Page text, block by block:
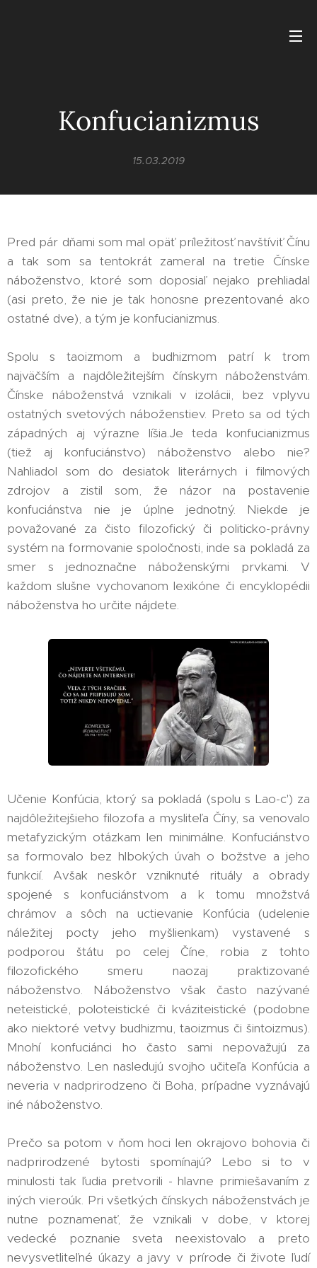
Konfucianizmus
15.03.2019
Pred pár dňami som mal opäť príležitosť navštíviť Čínu
a tak som sa tentokrát zameral na tretie Čínske
náboženstvo, ktoré som doposiaľ nejako prehliadal
(asi preto, že nie je tak honosne prezentované ako
ostatné dve), a tým je konfucianizmus.
Spolu s taoizmom a budhizmom patrí k trom
najväčším a najdôležitejším čínskym náboženstvám.
Čínske náboženstvá vznikali v izolácii, bez vplyvu
ostatných svetových náboženstiev. Preto sa od tých
západných aj výrazne líšia.Je teda konfucianizmus
(tiež aj konfuciánstvo) náboženstvo alebo nie?
Nahliadol som do desiatok literárnych i filmových
zdrojov a zistil som, že názor na postavenie
konfuciánstva nie je úplne jednotný. Niekde je
považované za čisto filozofický či politicko-právny
systém na formovanie spoločnosti, inde sa pokladá za
smer s jednoznačne náboženskými prvkami. V
každom slušne vychovanom lexikóne či encyklopédii
náboženstva ho určite nájdete.
Učenie Konfúcia, ktorý sa pokladá (spolu s Lao-c') za
najdôležitejšieho filozofa a mysliteľa Číny, sa venovalo
metafyzickým otázkam len minimálne. Konfuciánstvo
sa formovalo bez hlbokých úvah o božstve a jeho
funkcií. Avšak neskôr vzniknuté rituály a obrady
spojené s konfuciánstvom a k tomu množstvá
chrámov a sôch na uctievanie Konfúcia (udelenie
náležitej pocty jeho myšlienkam) vystavené s
podporou štátu po celej Číne, robia z tohto
filozofického smeru naozaj praktizované
náboženstvo. Náboženstvo však často nazývané
neteistické, poloteistické či kváziteistické (podobne
ako niektoré vetvy budhizmu, taoizmus či šintoizmus).
Mnohí konfuciánci ho často sami nepovažujú za
náboženstvo. Len nasledujú svojho učiteľa Konfúcia a
neveria v nadprirodzeno či Boha, prípadne vyznávajú
iné náboženstvo.
Prečo sa potom v ňom hoci len okrajovo bohovia či
nadprirodzené bytosti spomínajú? Lebo si to v
minulosti tak ľudia pretvorili - hlavne primiešavaním z
iných vieroúk. Pri všetkých čínskych náboženstvách je
nutne poznamenať, že vznikali v dobe, v ktorej
vedecké poznanie sveta neexistovalo a preto
nevysvetliteľné úkazy a javy v prírode či živote ľudí